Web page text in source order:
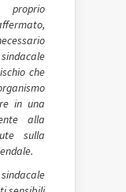
che
in una
alla
sulla